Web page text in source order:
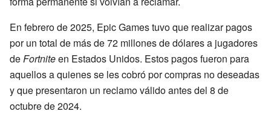
En febrero de 2025, Epic Games tuvo que realizar pagos
por un total de más de 72 millones de dólares a jugadores
deFortniteen Estados Unidos. Estos pagos fueron para
aquellos a quienes se les cobró por compras no deseadas
y que presentaron un reclamo válido antes del 8 de
octubre de 2024.